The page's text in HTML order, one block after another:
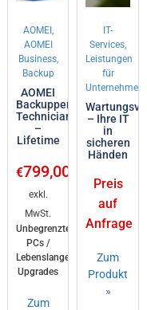
AOMEI,
AOMEI
Business,
Backup
AOMEI
Backupper
Technician
–
Lifetime
€799,00
exkl.
MwSt.
Unbegrenzte
PCs /
Lebenslange
Upgrades
Zum
IT-
Services,
Leistungen
für
Unternehmen
– Ihre IT
in
sicheren
Händen
Preis
auf
Anfrage
Zum
Produkt
»